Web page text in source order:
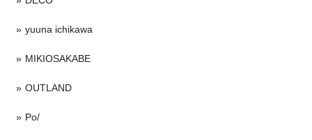
yuuna ichikawa
MIKIOSAKABE
OUTLAND
Po/